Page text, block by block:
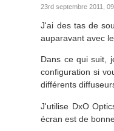
23rd septembre 2011,
J'ai des tas de
auparavant avec le
Dans ce qui suit,
configuration si
différents
J'utilise DxO
écran est de